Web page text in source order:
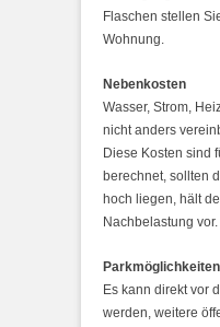
Flaschen stellen
Wohnung.
Nebenkosten
Wasser, Strom,
nicht anders
Diese Kosten sind
berechnet, sollten
hoch liegen, hält
Nachbelastung vor.
Parkmöglichkeiten
Es kann direkt vor
werden, weitere